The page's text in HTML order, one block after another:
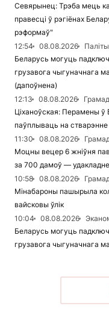
Севярынец: Трэба мець
правесці ў рэгіёнах
рэформаў"
12:54
08.08.2026
Беларусь могуць
грузавога чыгуначнага
(дапоўнена)
12:13
08.08.2026
Ціханоўская: Перамены
паўплываць на
11:30
08.08.2026
Моцны вецер 6 жніўня
за 700 дамоў —
10:58
08.08.2026
Мінабароны пашырыла
вайсковы ўлік
10:04
08.08.2026
Беларусь могуць
грузавога чыгуначнага